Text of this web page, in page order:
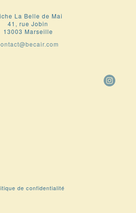
La Belle de Mai
41, rue Jobin
13003 Marseille
de confidentialité